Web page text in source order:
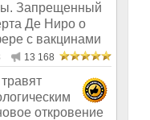
Запрещенный
Де Ниро о
с вакцинами
13 168
откровение